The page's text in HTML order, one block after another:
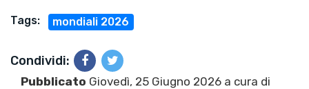
Tags: mondiali 2026
Condividi:
Pubblicato Giovedì, 25 Giugno 2026 a cura di